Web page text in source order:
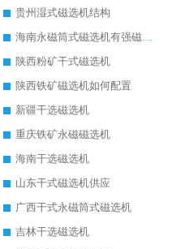
贵州湿式磁选机结构
海南永磁筒式磁选机有强磁的吗
陕西粉矿干式磁选机
陕西铁矿磁选机如何配置
新疆干选磁选机
重庆铁矿永磁磁选机
海南干选磁选机
山东干式磁选机供应
广西干式永磁筒式磁选机
吉林干选磁选机